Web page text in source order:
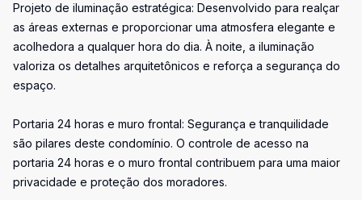
Projeto de iluminação estratégica: Desenvolvido para realçar
as áreas externas e proporcionar uma atmosfera elegante e
acolhedora a qualquer hora do dia. À noite, a iluminação
valoriza os detalhes arquitetônicos e reforça a segurança do
espaço.
Portaria 24 horas e muro frontal: Segurança e tranquilidade
são pilares deste condomínio. O controle de acesso na
portaria 24 horas e o muro frontal contribuem para uma maior
privacidade e proteção dos moradores.